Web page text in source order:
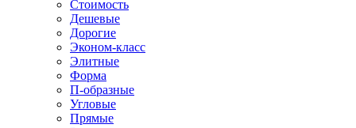
Стоимость
Дешевые
Дорогие
Эконом-класс
Элитные
Форма
П-образные
Угловые
Прямые